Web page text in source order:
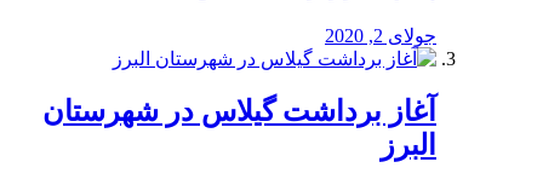
جولای 2, 2020
آغاز برداشت گیلاس در شهرستان
البرز